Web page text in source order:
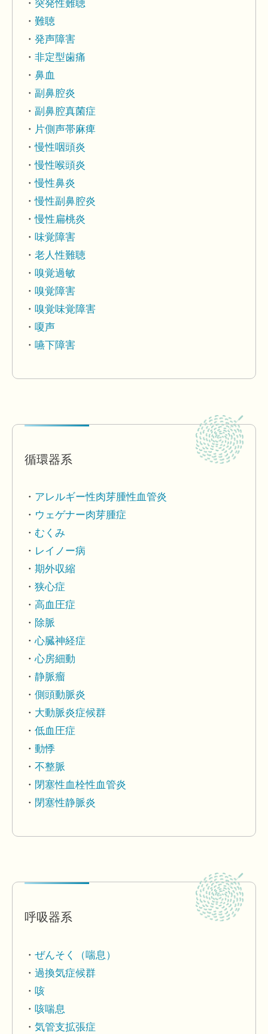
突発性難聴
難聴
発声障害
非定型歯痛
鼻血
副鼻腔炎
副鼻腔真菌症
片側声帯麻痺
慢性咽頭炎
慢性喉頭炎
慢性鼻炎
慢性副鼻腔炎
慢性扁桃炎
味覚障害
老人性難聴
嗅覚過敏
嗅覚障害
嗅覚味覚障害
嗄声
嚥下障害
循環器系
アレルギー性肉芽腫性血管炎
ウェゲナー肉芽腫症
むくみ
レイノー病
期外収縮
狭心症
高血圧症
除脈
心臓神経症
心房細動
静脈瘤
側頭動脈炎
大動脈炎症候群
低血圧症
動悸
不整脈
閉塞性血栓性血管炎
閉塞性静脈炎
呼吸器系
ぜんそく（喘息）
過換気症候群
咳
咳喘息
気管支拡張症